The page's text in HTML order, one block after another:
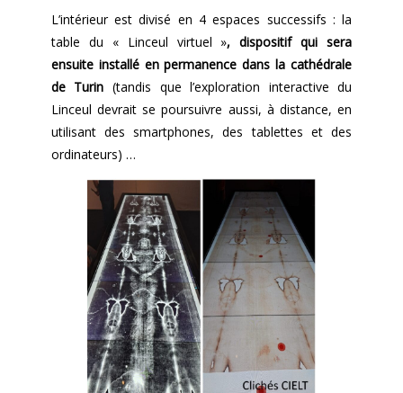
L’intérieur est divisé en 4 espaces successifs : la
table du « Linceul virtuel », dispositif qui sera
ensuite installé en permanence dans la cathédrale
de Turin (tandis que l’exploration interactive du
Linceul devrait se poursuivre aussi, à distance, en
utilisant des smartphones, des tablettes et des
ordinateurs) …